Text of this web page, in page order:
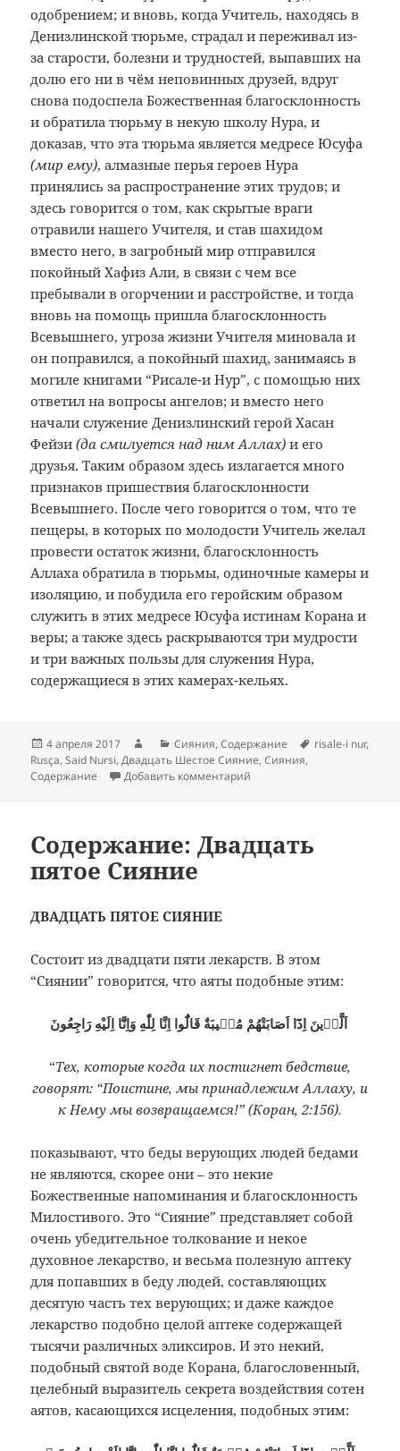
одобрением; и вновь, когда Учитель, находясь в
Денизлинской тюрьме, страдал и переживал из-
за старости, болезни и трудностей, выпавших на
долю его ни в чём неповинных друзей, вдруг
снова подоспела Божественная благосклонность
и обратила тюрьму в некую школу Нура, и
доказав, что эта тюрьма является медресе Юсуфа
(мир ему), алмазные перья героев Нура
принялись за распространение этих трудов; и
здесь говорится о том, как скрытые враги
отравили нашего Учителя, и став шахидом
вместо него, в загробный мир отправился
покойный Хафиз Али, в связи с чем все
пребывали в огорчении и расстройстве, и тогда
вновь на помощь пришла благосклонность
Всевышнего, угроза жизни Учителя миновала и
он поправился, а покойный шахид, занимаясь в
могиле книгами “Рисале-и Нур”, с помощью них
ответил на вопросы ангелов; и вместо него
начали служение Денизлинский герой Хасан
Фейзи(да смилуется над ним Аллах) и его
друзья. Таким образом здесь излагается много
признаков пришествия благосклонности
Всевышнего. После чего говорится о том, что те
пещеры, в которых по молодости Учитель желал
провести остаток жизни, благосклонность
Аллаха обратила в тюрьмы, одиночные камеры и
изоляцию, и побудила его геройским образом
служить в этих медресе Юсуфа истинам Корана и
веры; а также здесь раскрываются три мудрости
и три важных пользы для служения Нура,
содержащиеся в этих камерах-кельях.
Опубликовано
4 апреля 2017 АвторРубрики
Сияния,Содержание Метки
risale-i nur,
Rusça,Said Nursi,Двадцать Шестое Сияние,Сияния,
Содержание
Добавить комментарий
Содержание: Двадцать
пятое Сияние
ДВАДЦАТЬ ПЯТОЕ СИЯНИЕ
Состоит из двадцати пяти лекарств. В этом
“Сиянии” говорится, что аяты подобные этим:
اَلَّذٖينَ اِذَٓا اَصَابَتْهُمْ مُصٖيبَةٌ قَالُٓوا اِنَّا لِلّٰهِ وَاِنَّٓا اِلَيْهِ رَاجِعُونَ
“Тех, которые когда их постигнет бедствие,
говорят: “Поистине, мы принадлежим Аллаху, и
к Нему мы возвращаемся!” (Коран, 2:156).
показывают, что беды верующих людей бедами
не являются, скорее они – это некие
Божественные напоминания и благосклонность
Милостивого. Это “Сияние” представляет собой
очень убедительное толкование и некое
духовное лекарство, и весьма полезную аптеку
для попавших в беду людей, составляющих
десятую часть тех верующих; и даже каждое
лекарство подобно целой аптеке содержащей
тысячи различных эликсиров. И это некий,
подобный святой воде Корана, благословенный,
целебный выразитель секрета воздействия сотен
аятов, касающихся исцеления, подобных этим: